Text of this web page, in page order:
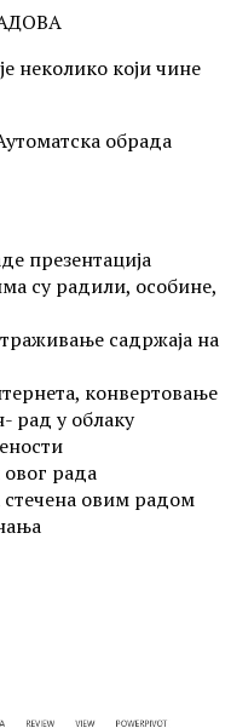
неколико који чине
обрада
презентација
су радили, особине,
садржаја на
конвертовање
рад у облаку
рада
овим радом